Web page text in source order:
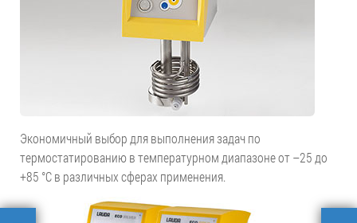
Экономичный выбор для выполнения задач по
термостатированию в температурном диапазоне от –25 до
+85 °С в различных сферах применения.